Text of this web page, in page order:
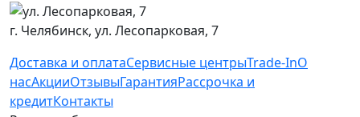
г. Челябинск, ул. Лесопарковая, 7
Доставка и оплатаСервисные центрыTrade-InО
насАкцииОтзывыГарантияРассрочка и
кредитКонтакты